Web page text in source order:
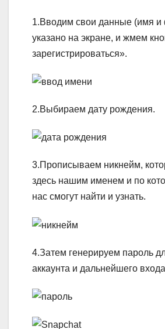
1.Вводим свои данные (имя и
указано на экране, и жмем
зарегистрироваться».
2.Выбираем дату рождения.
3.Прописываем никнейм,
здесь нашим именем и по
нас смогут найти и узнать.
4.Затем генерируем пароль
аккаунта и дальнейшего